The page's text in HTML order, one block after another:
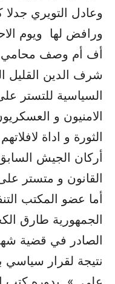
وعادل التويري جدلا
ورافض لها ويوم
أف أم وصف محامي
شرف الدين القليل
السياسية للتستر
الامنيون و
الثورة و اداة
أركان الجيش
القانون و متستر
أما عضو المكتب
الجمهورية طارق
الصادر في قضية
نتيجة لقرار